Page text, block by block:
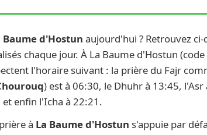
d'Hostun aujourd'hui ? Retrouvez ci-
chaque jour. À La Baume d'Hostun
l'horaire suivant : la prière du Fajr
) est à 06:30, le Dhuhr à 13:45,
enfin l'Icha à 22:21.
à La Baume d'Hostun s'appuie par